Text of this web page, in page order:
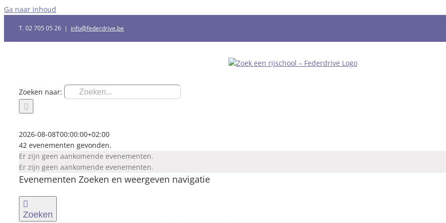
Ga naar inhoud
T. 02 705 05 26 | info@federdrive.be
Zoeken naar:
2026-08-08T00:00:00+02:00
42 evenementen gevonden.
Er zijn geen aankomende evenementen.
Er zijn geen aankomende evenementen.
Evenementen Zoeken en weergeven navigatie
Zoeken